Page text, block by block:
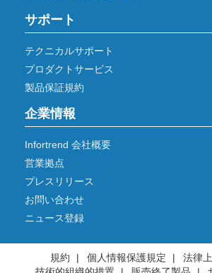
サポート
テクニカルサポート
プロダクトサービス
製品保証規約
企業情報
Infortrend 会社概要
営業拠点
プレスリリース
お問い合わせ
ニュース登録
規約 個人情報保護規定
法律